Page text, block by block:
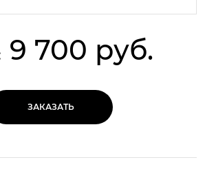
9 700 руб.
ЗАКАЗАТЬ